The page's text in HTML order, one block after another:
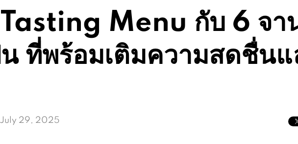
Menu กับ 6 จา
ที่พร้อมเติมความสดชื่น
July 29, 2025